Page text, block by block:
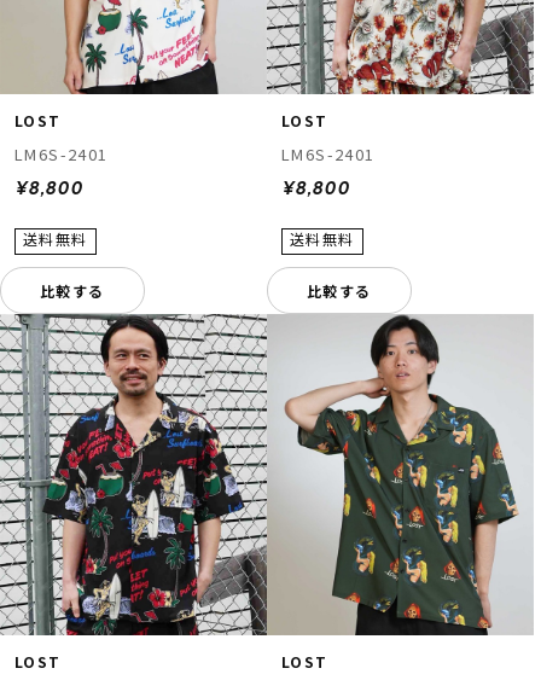
LOST
LM6S-2401
¥8,800
比較する
LOST
LM6S-2401
¥8,800
比較する
LOST LOST